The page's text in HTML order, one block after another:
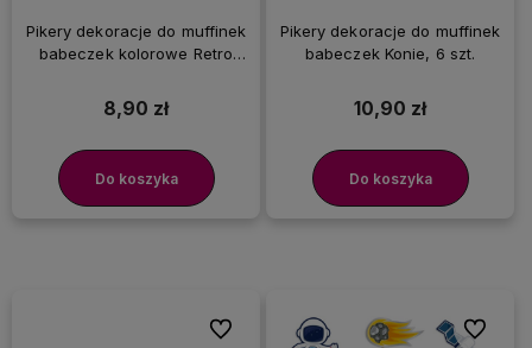
Pikery dekoracje do muffinek
babeczek kolorowe Retro
8,90 zł
Do koszyka
Pikery dekoracje do muffinek
babeczek Konie, 6 szt.
10,90 zł
Do koszyka
Do ulubionych Do